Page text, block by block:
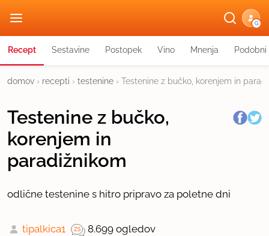
G
Recept Sestavine Postopek Vino Mnenja
domov › recepti › testenine › Testenine z bučko, korenjem in
Testenine z bučko,
korenjem in
paradižnikom
odlične testenine s hitro pripravo za poletne dni
tipalkica1 8.699 ogledov